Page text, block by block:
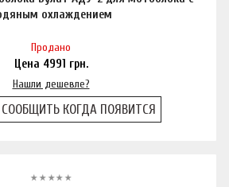
охлаждением
Продано
Цена 4991 грн.
Нашли дешевле?
СООБЩИТЬ КОГДА ПОЯВИТСЯ